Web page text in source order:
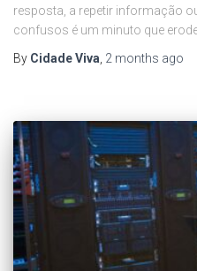
resposta, a repetir informação
confusos é um minuto que
By Cidade Viva, 2 months ago